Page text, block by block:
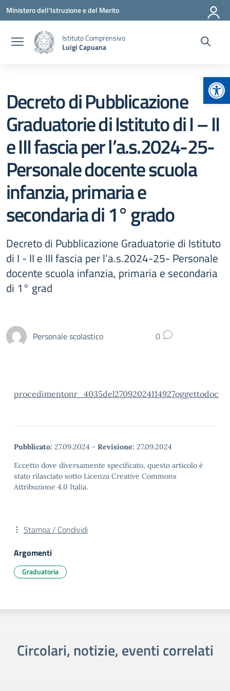
Vai ai contenuti
Vai al menu di navigazione
Vai al footer
Ministero dell'Istruzione e del Merito
Istituto Comprensivo
Luigi Capuana
Decreto di Pubblicazione
Graduatorie di Istituto di I – II
e III fascia per l’a.s.2024-25-
Personale docente scuola
infanzia, primaria e
secondaria di 1° grado
Decreto di Pubblicazione Graduatorie di Istituto
di I - II e III fascia per l’a.s.2024-25- Personale
docente scuola infanzia, primaria e secondaria
di 1° grad
Personale scolastico 0
procedimentonr_4035del27092024114927oggettodoc
Pubblicato: 27.09.2024 - Revisione: 27.09.2024
Eccetto dove diversamente specificato, questo articolo è
stato rilasciato sotto Licenza Creative Commons
Attribuzione 4.0 Italia.
Stampa / Condividi
Argomenti
Graduatoria
Circolari, notizie, eventi correlati